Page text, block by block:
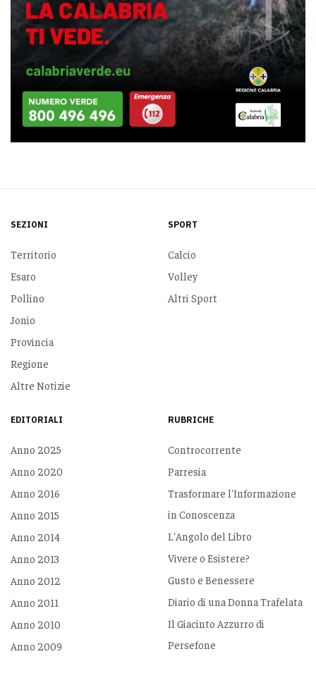
SEZIONI
Territorio
Esaro
Pollino
Jonio
Provincia
Regione
Altre Notizie
SPORT
Calcio
Volley
Altri Sport
EDITORIALI
Anno 2025
Anno 2020
Anno 2016
Anno 2015
Anno 2014
Anno 2013
Anno 2012
Anno 2011
Anno 2010
Anno 2009
RUBRICHE
Controcorrente
Parresia
Trasformare l'Informazione
in Conoscenza
L'Angolo del Libro
Vivere o Esistere?
Gusto e Benessere
Diario di una Donna Trafelata
Il Giacinto Azzurro di
Persefone